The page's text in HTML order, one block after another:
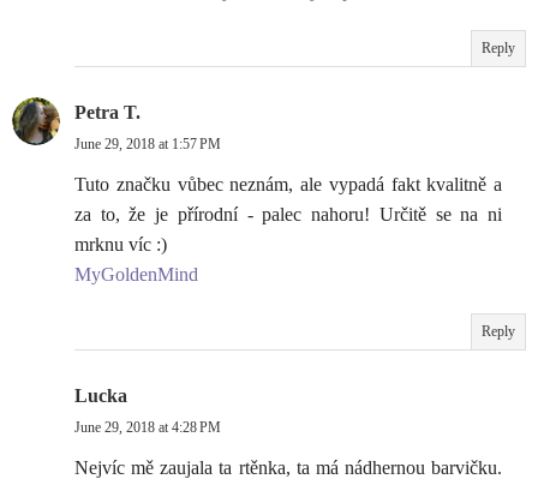
Reply
Petra T.
June 29, 2018 at 1:57 PM
Tuto značku vůbec neznám, ale vypadá fakt kvalitně a
za to, že je přírodní - palec nahoru! Určitě se na ni
mrknu víc :)
MyGoldenMind
Reply
Lucka
June 29, 2018 at 4:28 PM
Nejvíc mě zaujala ta rtěnka, ta má nádhernou barvičku.